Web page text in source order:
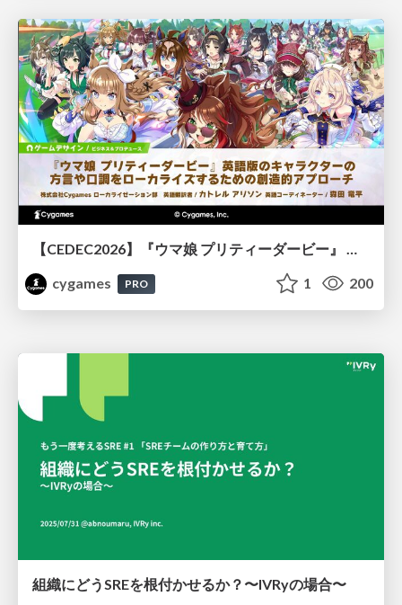
【CEDEC2026】『ウマ娘 プリティーダービー』 英語版のキャラクターの方言や口調をローカライズするための創造的アプローチ
cygames
PRO 1 200
組織にどうSREを根付かせるか？〜IVRyの場合〜